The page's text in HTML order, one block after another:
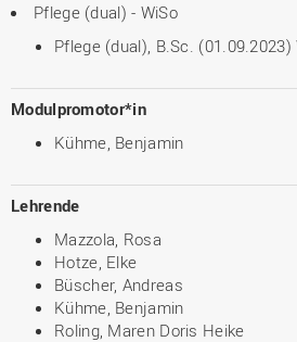
Pflege (dual) - WiSo
Pflege (dual), B.Sc. (01.09.2023)
Modulpromotor*in
Kühme, Benjamin
Lehrende
Mazzola, Rosa
Hotze, Elke
Büscher, Andreas
Kühme, Benjamin
Roling, Maren Doris Heike